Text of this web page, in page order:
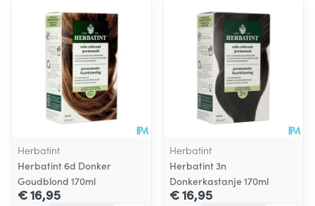
Herbatint
Herbatint 6d Donker
Goudblond 170ml
€ 16,95
Herbatint
Herbatint 3n
Donkerkastanje 170ml
€ 16,95